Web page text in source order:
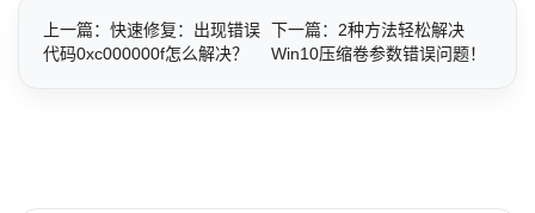
上一篇：快速修复：出现错误
代码0xc000000f怎么解决？
下一篇：2种方法轻松解决
Win10压缩卷参数错误问题！